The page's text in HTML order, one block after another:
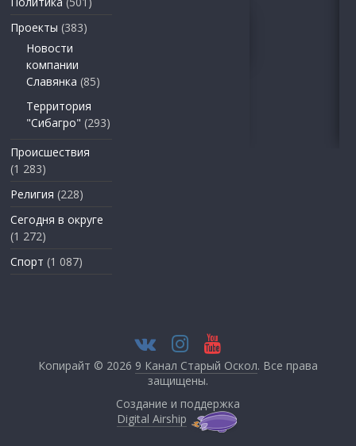
Проекты (383)
Новости
компании
Славянка (85)
Территория
"Сибагро" (293)
Происшествия
(1 283)
Религия (228)
Сегодня в округе
(1 272)
Спорт (1 087)
Копирайт © 2026 9 Канал Старый Оскол. Все права
защищены.
Создание и поддержка
Digital Airship